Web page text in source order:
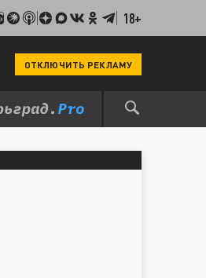
18+
ОТКЛЮЧИТЬ РЕКЛАМУ